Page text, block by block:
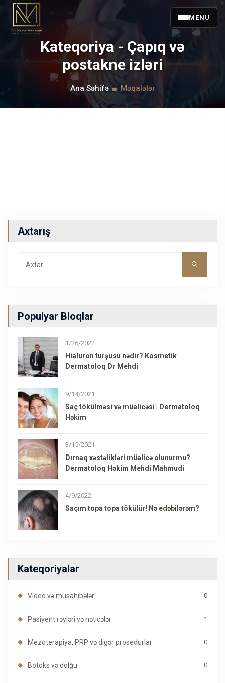
MENU
Kateqoriya - Çapıq və
postakne izləri
Ana Səhifə Məqalələr
Axtarış
Populyar Bloqlar
1/26/2022
Hialuron turşusu nədir? Kosmetik
Dermatoloq Dr Mehdi
9/14/2021
Saç tökülməsi və müalicəsi | Dermatoloq
Həkim
3/15/2021
Dırnaq xəstəlikləri müalicə olunurmu?
Dermatoloq Həkim Mehdi Mahmudi
4/9/2022
Saçım topa topa tökülür! Nə edəbilərəm?
Kateqoriyalar
Video və müsahibələr 0
Pasiyent rəyləri və nəticələr 1
Mezoterapiya, PRP və digər prosedurlar 0
Botoks və dolğu 0